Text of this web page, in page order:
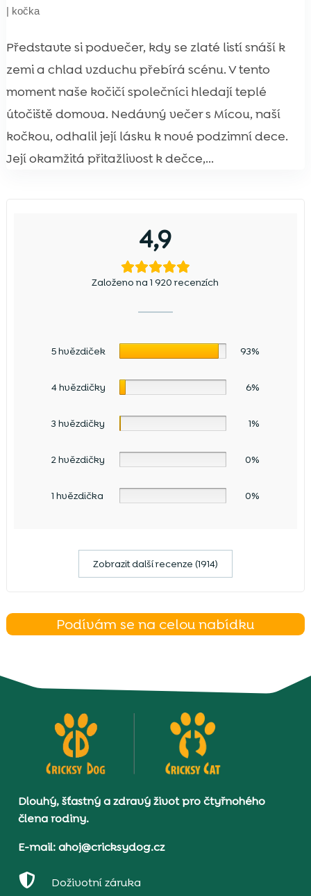
| kočka
Představte si podvečer, kdy se zlaté listí snáší k
zemi a chlad vzduchu přebírá scénu. V tento
moment naše kočičí společníci hledají teplé
útočiště domova. Nedávný večer s Mícou, naší
kočkou, odhalil její lásku k nové podzimní dece.
Její okamžitá přitažlivost k dečce,...
4,9
Založeno na 1 920 recenzích
5 hvězdiček 93%
4 hvězdičky 6%
3 hvězdičky 1%
2 hvězdičky 0%
1 hvězdička 0%
Zobrazit další recenze (1914)
Podívám se na celou nabídku
Dlouhý, šťastný a zdravý život pro čtyřnohého
člena rodiny.
E-mail: ahoj@cricksydog.cz
 Doživotní záruka